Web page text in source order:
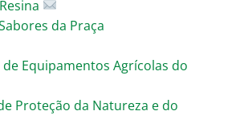
da Praça
de Equipamentos Agrícolas do
Proteção da Natureza e do